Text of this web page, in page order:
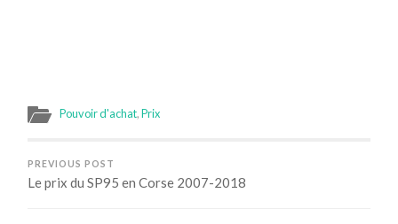
Pouvoir d'achat,Prix
PREVIOUS POST
Le prix du SP95 en Corse 2007-2018